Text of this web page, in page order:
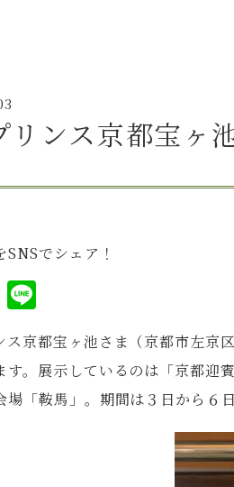
リンス京都宝ヶ
SNSでシェア！
X
n
e
ス京都宝ヶ池さま（京都市左京
す。展示しているのは「京都
場「鞍馬」。期間は３日から６